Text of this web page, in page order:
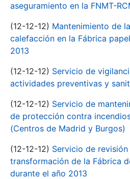
aseguramiento en la FNMT-
(12-12-12) Mantenimiento de
calefacción en la Fábrica
2013
(12-12-12) Servicio de
actividades preventivas y
(12-12-12) Servicio de
de protección contra
(Centros de Madrid y Burgos)
(12-12-12) Servicio de
transformación de la Fábrica
durante el año 2013